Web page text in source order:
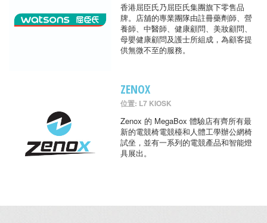
香港屈臣氏乃屈臣氏集團旗下零售品
牌。店舖的專業團隊由註冊藥劑師、營
養師、中醫師、健康顧問、美妝顧問、
母嬰健康顧問及護士所組成，為顧客提
供無微不至的服務。
ZENOX
位置: L7 KIOSK
Zenox 的 MegaBox 體驗店有齊所有最
新的電競椅電競檯和人體工學辦公網椅
試坐，並有一系列的電競產品和智能燈
具展出。